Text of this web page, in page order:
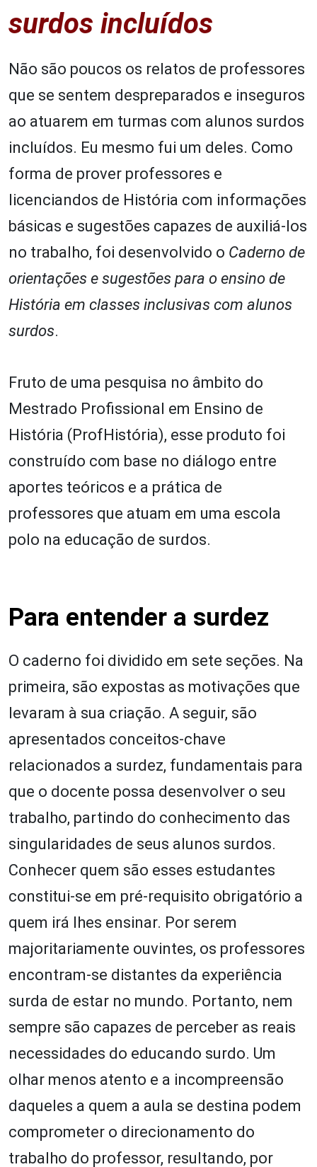
surdos incluídos
Não são poucos os relatos de professores
que se sentem despreparados e inseguros
ao atuarem em turmas com alunos surdos
incluídos. Eu mesmo fui um deles. Como
forma de prover professores e
licenciandos de História com informações
básicas e sugestões capazes de auxiliá-los
no trabalho, foi desenvolvido o Caderno de
orientações e sugestões para o ensino de
História em classes inclusivas com alunos
surdos.
Fruto de uma pesquisa no âmbito do
Mestrado Profissional em Ensino de
História (ProfHistória), esse produto foi
construído com base no diálogo entre
aportes teóricos e a prática de
professores que atuam em uma escola
polo na educação de surdos.
Para entender a surdez
O caderno foi dividido em sete seções. Na
primeira, são expostas as motivações que
levaram à sua criação. A seguir, são
apresentados conceitos-chave
relacionados a surdez, fundamentais para
que o docente possa desenvolver o seu
trabalho, partindo do conhecimento das
singularidades de seus alunos surdos.
Conhecer quem são esses estudantes
constitui-se em pré-requisito obrigatório a
quem irá lhes ensinar. Por serem
majoritariamente ouvintes, os professores
encontram-se distantes da experiência
surda de estar no mundo. Portanto, nem
sempre são capazes de perceber as reais
necessidades do educando surdo. Um
olhar menos atento e a incompreensão
daqueles a quem a aula se destina podem
comprometer o direcionamento do
trabalho do professor, resultando, por